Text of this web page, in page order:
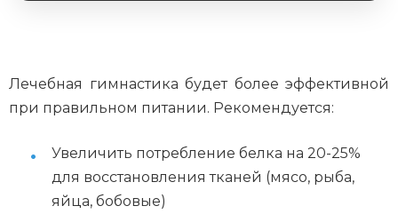
Лечебная гимнастика будет более эффективной
при правильном питании. Рекомендуется:
Увеличить потребление белка на 20-25%
для восстановления тканей (мясо, рыба,
яйца, бобовые)